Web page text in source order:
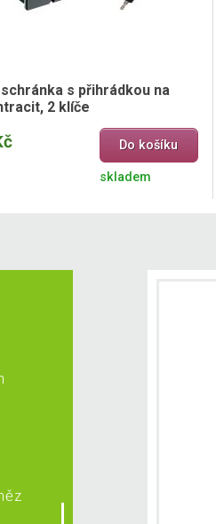
s přihrádkou na
2 klíče
Do košíku
skladem